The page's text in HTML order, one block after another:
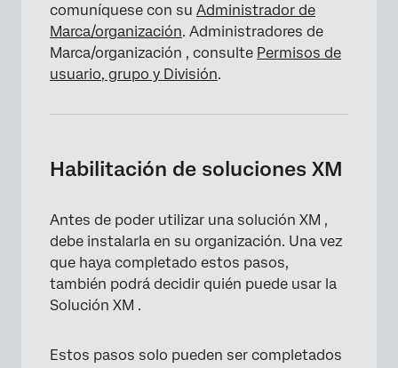
comuníquese con su Administrador de
Marca/organización. Administradores de
Marca/organización , consulte Permisos de
usuario, grupo y División.
Habilitación de soluciones XM
Antes de poder utilizar una solución XM ,
debe instalarla en su organización. Una vez
que haya completado estos pasos,
también podrá decidir quién puede usar la
Solución XM .
Estos pasos solo pueden ser completados